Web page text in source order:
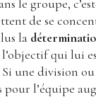
le groupe,
de se
la
qui lui
Si une division
pour l’équipe